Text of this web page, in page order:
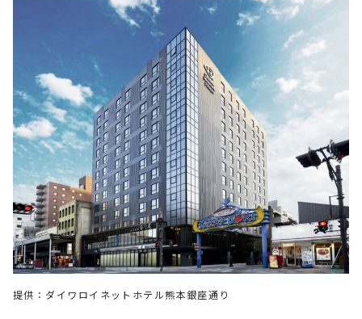
提供：ダイワロイネットホテル熊本銀座通り